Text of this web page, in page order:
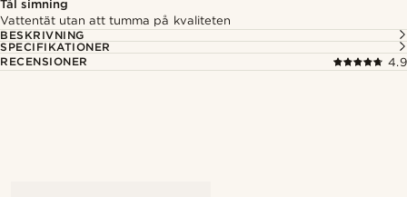
Tål simning
Vattentät utan att tumma på kvaliteten
BESKRIVNING
SPECIFIKATIONER
RECENSIONER
4.9